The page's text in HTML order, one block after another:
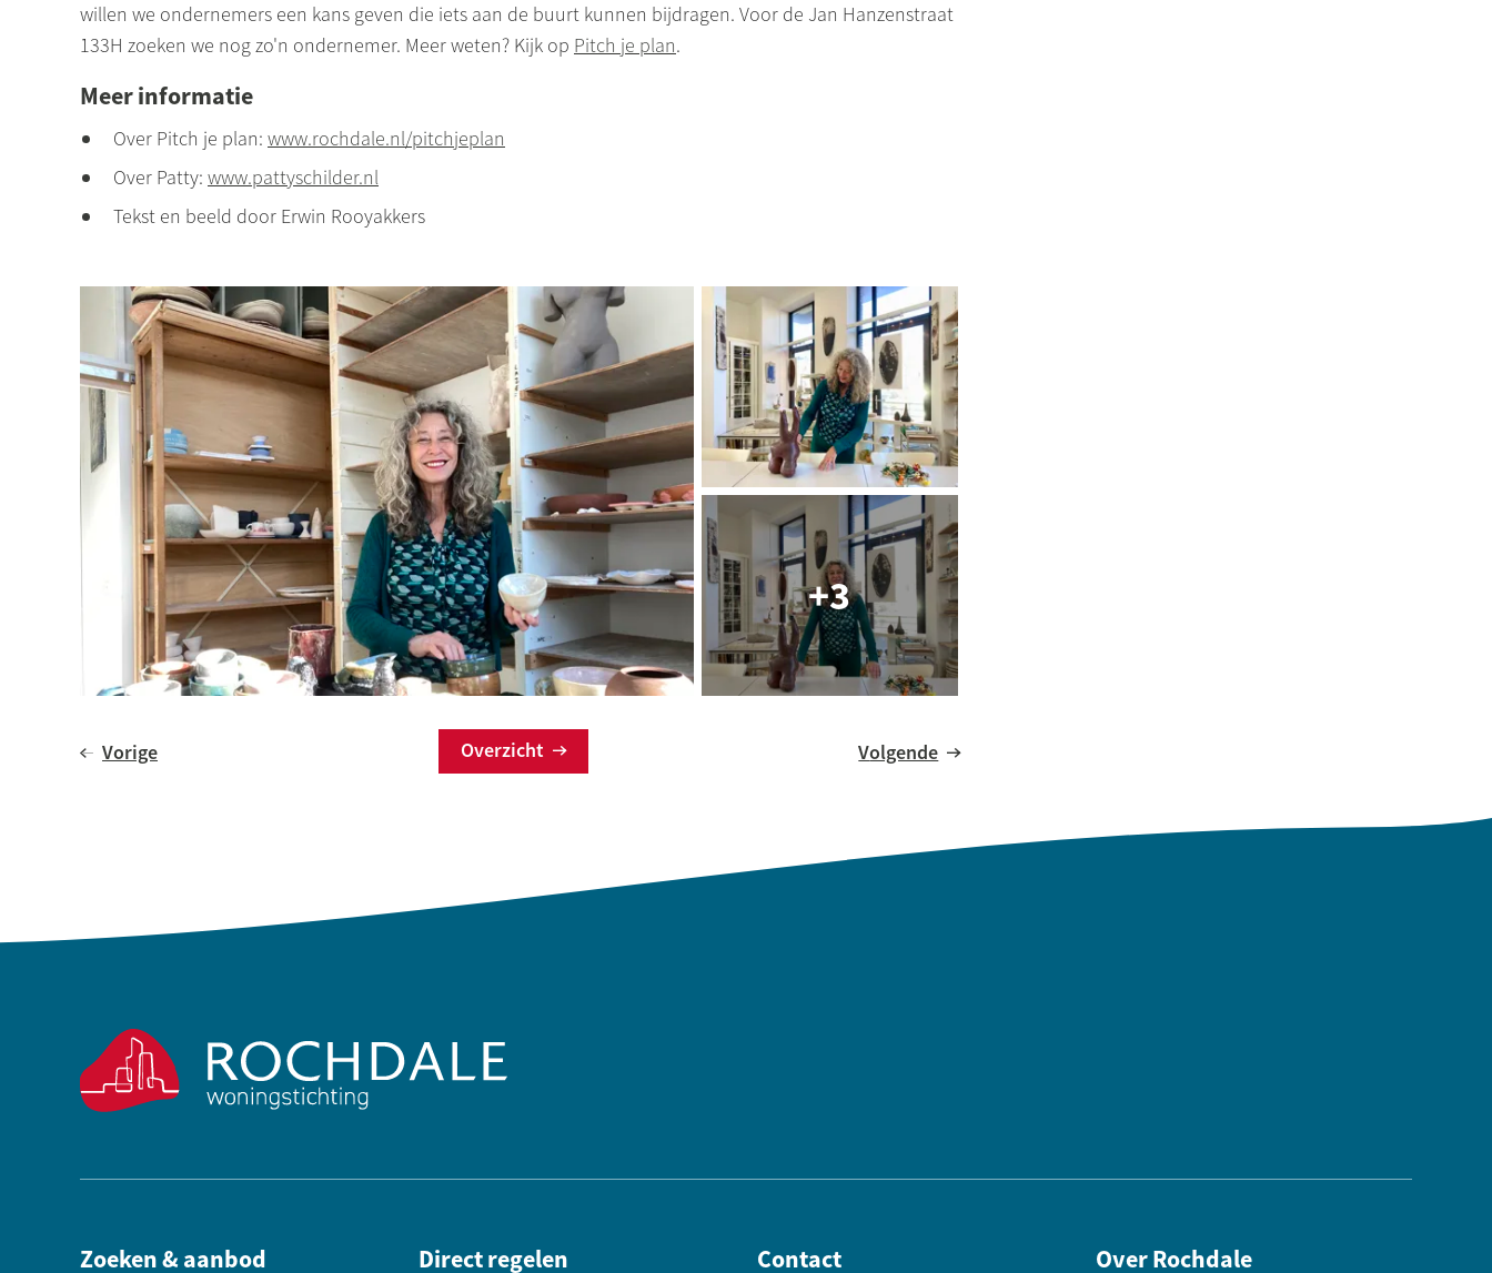
willen we ondernemers een kans geven die iets aan de buurt kunnen bijdragen. Voor de Jan Hanzenstraat
133H zoeken we nog zo'n ondernemer. Meer weten? Kijk op Pitch je plan.
Meer informatie
Over Pitch je plan: www.rochdale.nl/pitchjeplan
Over Patty: www.pattyschilder.nl
Tekst en beeld door Erwin Rooyakkers
Volgende
Overzicht
Vorige
Zoeken & aanbod Direct regelen Contact Over Rochdale